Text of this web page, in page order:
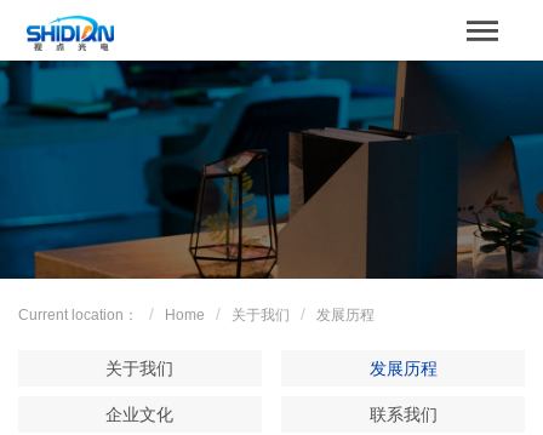
Home
关于我们
Product
Case
Current location： Home 关于我们 发展历程
关于我们 发展历程
企业文化 联系我们